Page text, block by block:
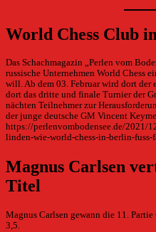
World Chess Club
Das Schachmagazin „Perlen vom
russische Unternehmen World Chess
will. Ab dem 03. Februar wird dort der
dort das dritte und finale Turnier der
nächten Teilnehmer zur
der junge deutsche GM Vincent
https://perlenvombodensee.de/2021/
linden-wie-world-chess-in-berlin-fuss-
Magnus Carlsen
Titel
Magnus Carlsen gewann die 11.
3,5.